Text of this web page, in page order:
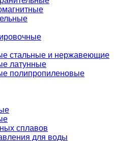
стальные и нержавеющие
латунные
полипропиленовые
сплавов
для воды